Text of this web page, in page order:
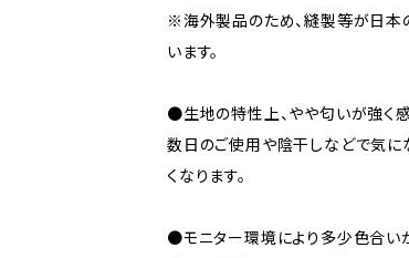
※海外製品のため、縫製等が日本
います。
●生地の特性上、やや匂いが強く感
数日のご使用や陰干しなどで気に
くなります。
●モニター環境により多少色合い